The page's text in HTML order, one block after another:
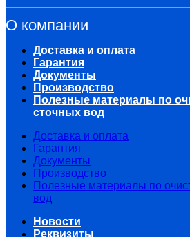
О компании
Доставка и оплата
Гарантия
Документы
Производство
Полезные материалы по
сточных вод
Доставка и оплата
Гарантия
Документы
Производство
Полезные материалы по
вод
Новости
Реквизиты